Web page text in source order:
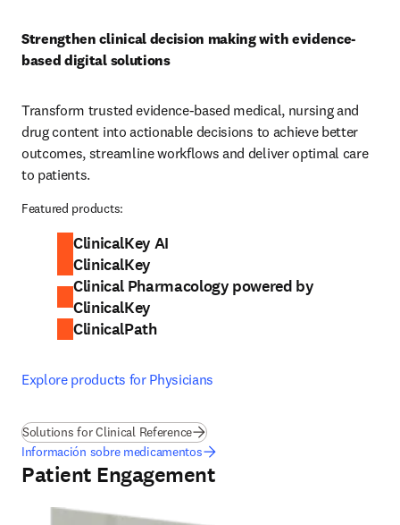
Strengthen clinical decision making with evidence-
based digital solutions
Transform trusted evidence-based medical, nursing and
drug content into actionable decisions to achieve better
outcomes, streamline workflows and deliver optimal care
to patients.
Featured products:
ClinicalKey AI
ClinicalKey
Clinical Pharmacology powered by
ClinicalKey
ClinicalPath
Explore products for Physicians
Solutions for Clinical Reference
Información sobre medicamentos
Patient Engagement